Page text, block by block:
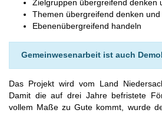
Zielgruppen übergreifend denken
Themen übergreifend denken und
Ebenenübergreifend handeln
Gemeinwesenarbeit ist auch
Das Projekt wird vom Land
Damit die auf drei Jahre befristete
vollem Maße zu Gute kommt, wurde